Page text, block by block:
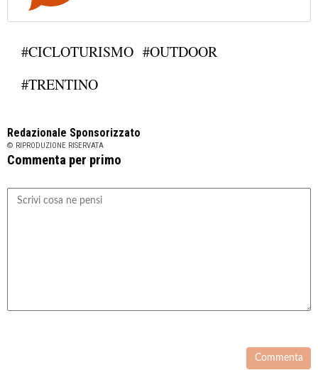
#CICLOTURISMO #OUTDOOR
#TRENTINO
Redazionale Sponsorizzato
© RIPRODUZIONE RISERVATA
Commenta per primo